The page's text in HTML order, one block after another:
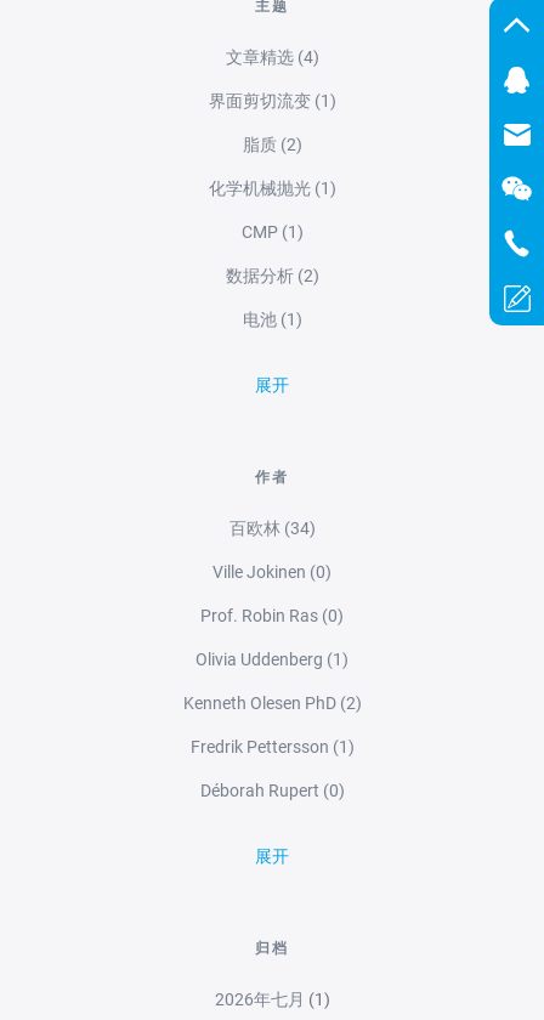
主题
文章精选 (4)
界面剪切流变 (1)
脂质 (2)
化学机械抛光 (1)
CMP (1)
数据分析 (2)
电池 (1)
展开
作者
百欧林 (34)
Ville Jokinen (0)
Prof. Robin Ras (0)
Olivia Uddenberg (1)
Kenneth Olesen PhD (2)
Fredrik Pettersson (1)
Déborah Rupert (0)
展开
归档
2026年七月 (1)